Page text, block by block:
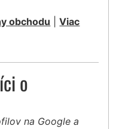
obchodu |Viac
o
na Google a